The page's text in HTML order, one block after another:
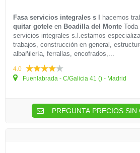
Fasa servicios integrales s l
hacemos
quitar gotele en Boadilla del Monte
servicios integrales s.l.estamos
trabajos, construcción en general,
albañilería, ferrallas, encofrados,...
4.0
Fuenlabrada - C/Galicia 41 () - Madrid
PREGUNTA PRECIOS